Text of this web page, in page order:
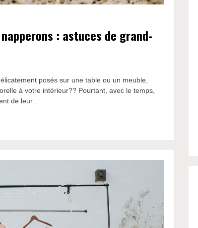
: astuces de grand-
posés sur une table ou un meuble,
à votre intérieur?? Pourtant, avec le temps,
de leur...